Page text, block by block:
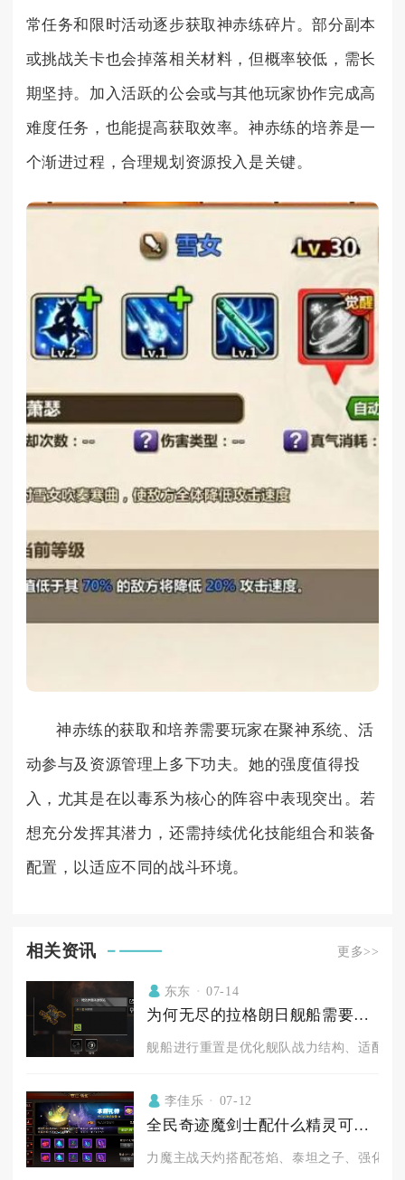
常任务和限时活动逐步获取神赤练碎片。部分副本
或挑战关卡也会掉落相关材料，但概率较低，需长
期坚持。加入活跃的公会或与其他玩家协作完成高
难度任务，也能提高获取效率。神赤练的培养是一
个渐进过程，合理规划资源投入是关键。
神赤练的获取和培养需要玩家在聚神系统、活
动参与及资源管理上多下功夫。她的强度值得投
入，尤其是在以毒系为核心的阵容中表现突出。若
想充分发挥其潜力，还需持续优化技能组合和装备
配置，以适应不同的战斗环境。
相关资讯 更多>>
东东 07-14
为何无尽的拉格朗日舰船需要重置
舰船进行重置是优化舰队战力结构、适配不
李佳乐 07-12
全民奇迹魔剑士配什么精灵可以提升战力
力魔主战天灼搭配苍焰、泰坦之子、强化恶